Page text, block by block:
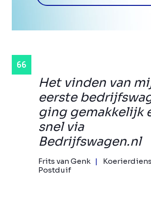
Het vinden van
eerste
ging gemakkelijk
snel via
Bedrijfswagen.nl
Frits van Genk
Postduif